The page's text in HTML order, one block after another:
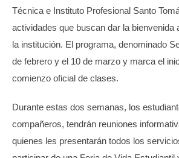
Técnica e Instituto Profesional Santo
actividades que buscan dar la
la institución. El programa, denominado
de febrero y el 10 de marzo y marca el
comienzo oficial de clases.
Durante estas dos semanas, los
compañeros, tendrán reuniones
quienes les presentarán todos los